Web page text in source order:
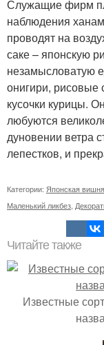
Служащие фирм
наблюдения
проводят на
саке – японскую
незамысловатую
онигири, рисовые
кусочки курицы.
любуются
дуновении ветра
лепестков, и
Категории: Японская вишня
Маленький ликбез
Читайте также
Известные